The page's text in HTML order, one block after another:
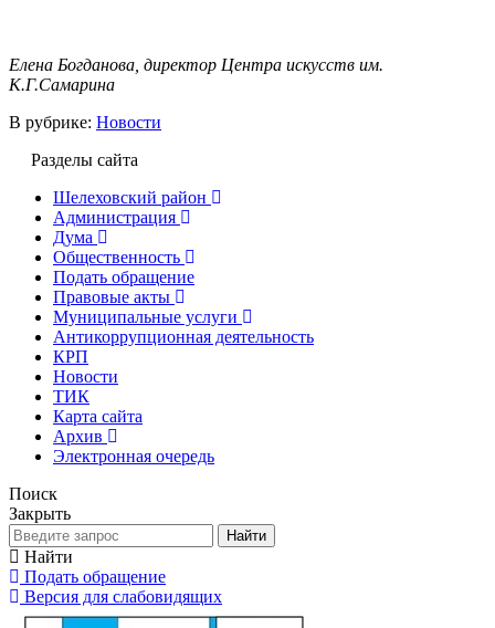
Елена Богданова, директор Центра искусств им.
К.Г.Самарина
В рубрике: Новости
Разделы сайта
Шелеховский район
Администрация
Дума
Общественность
Подать обращение
Правовые акты
Муниципальные услуги
Антикоррупционная деятельность
КРП
Новости
ТИК
Карта сайта
Архив
Электронная очередь
Поиск
Закрыть
Найти
Найти
Подать обращение
Версия для слабовидящих